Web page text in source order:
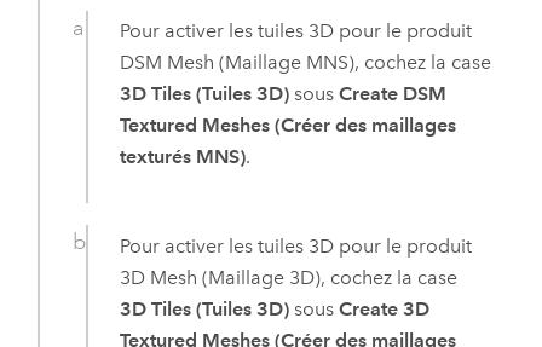
Pour activer les tuiles 3D pour le produit
DSM Mesh (Maillage MNS), cochez la case
3D Tiles (Tuiles 3D) sousCreate DSM
Textured Meshes (Créer des maillages
texturés MNS).
Pour activer les tuiles 3D pour le produit
3D Mesh (Maillage 3D), cochez la case
3D Tiles (Tuiles 3D) sousCreate 3D
Textured Meshes (Créer des maillages